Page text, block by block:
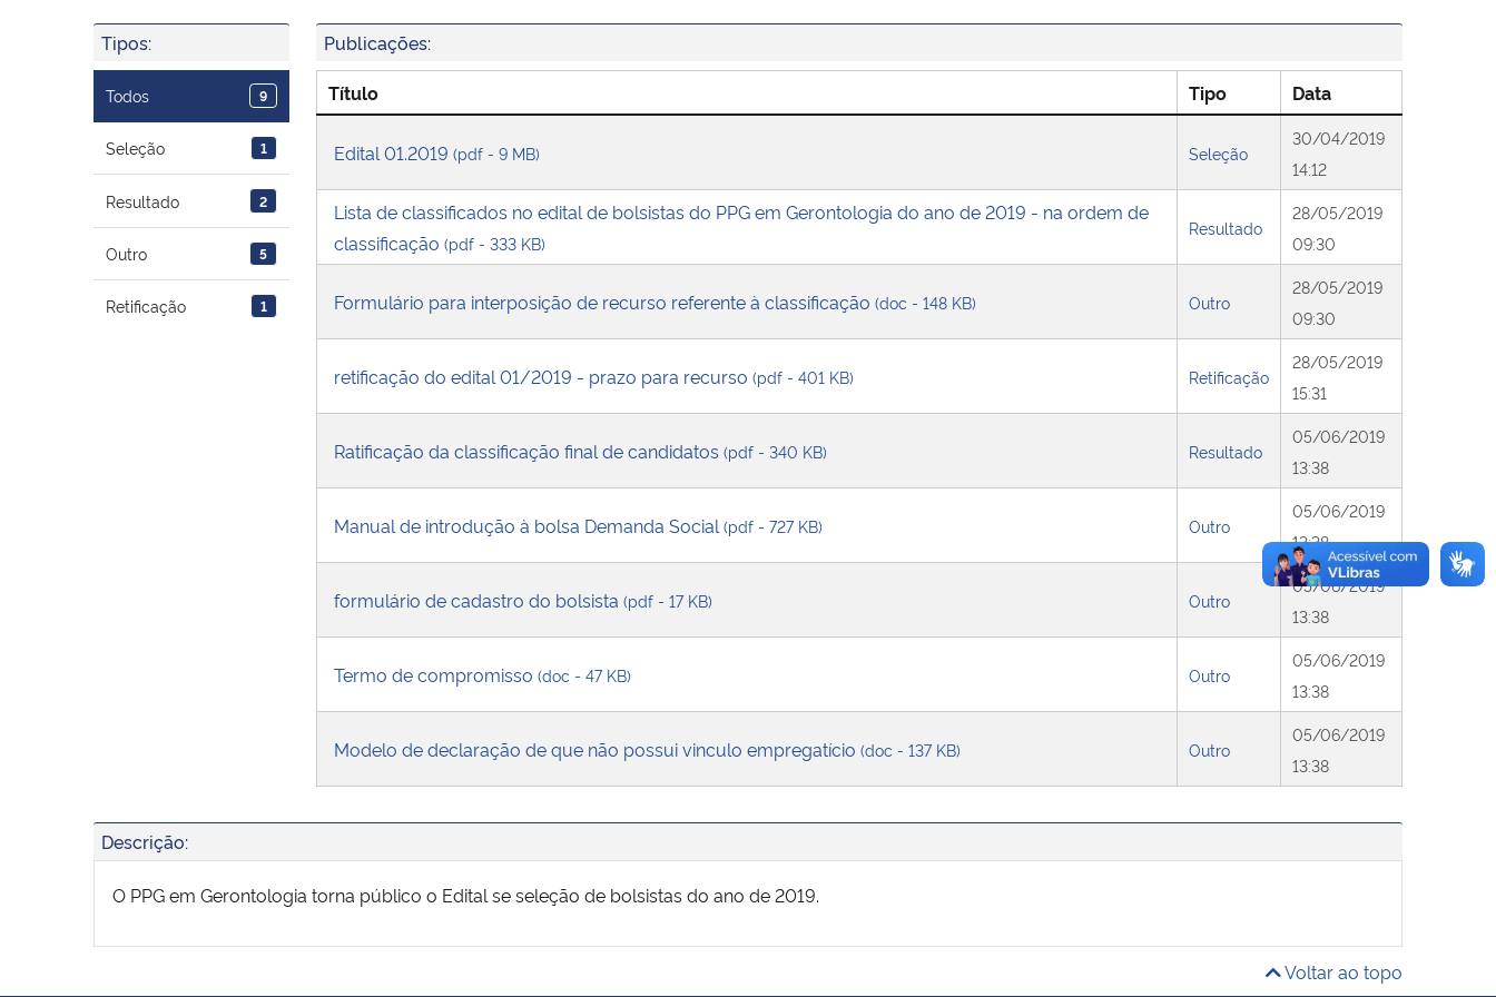
Tipos:
Todos 9
Seleção 1
Resultado 2
Outro 5
Retificação 1
Publicações:
Título Tipo Data
Edital 01.2019 (pdf - 9 MB) Seleção
30/04/2019
14:12
Lista de classificados no edital de bolsistas do PPG em Gerontologia do ano de 2019 - na ordem de
classificação (pdf - 333 KB)
Resultado
28/05/2019
09:30
Formulário para interposição de recurso referente à classificação (doc - 148 KB) Outro
28/05/2019
09:30
retificação do edital 01/2019 - prazo para recurso (pdf - 401 KB) Retificação
28/05/2019
15:31
Ratificação da classificação final de candidatos (pdf - 340 KB) Resultado
05/06/2019
13:38
Manual de introdução à bolsa Demanda Social (pdf - 727 KB) Outro
05/06/2019
13:38
formulário de cadastro do bolsista (pdf - 17 KB) Outro
05/06/2019
13:38
Termo de compromisso (doc - 47 KB) Outro
05/06/2019
13:38
Modelo de declaração de que não possui vinculo empregatício (doc - 137 KB) Outro
05/06/2019
13:38
Descrição:
O PPG em Gerontologia torna público o Edital se seleção de bolsistas do ano de 2019.
Voltar ao topo